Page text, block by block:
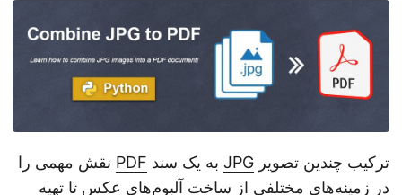
ترکیب چندین تصویر JPGبه یک سندPDFنقش مهمی را
در زمینه‌های مختلفی از ساخت آلبوم‌های عکس تا تهیه